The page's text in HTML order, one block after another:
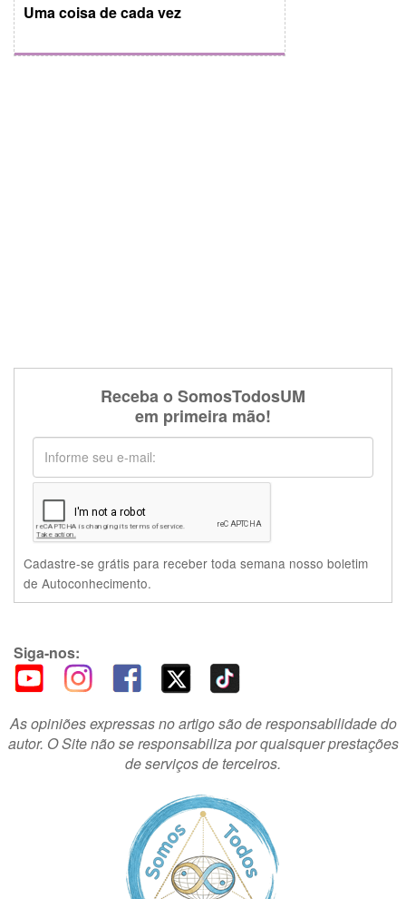
Uma coisa de cada vez
Receba o SomosTodosUM
em primeira mão!
Cadastre-se grátis para receber toda semana nosso boletim
de Autoconhecimento.
Siga-nos:
As opiniões expressas no artigo são de responsabilidade do
autor. O Site não se responsabiliza por quaisquer prestações
de serviços de terceiros.